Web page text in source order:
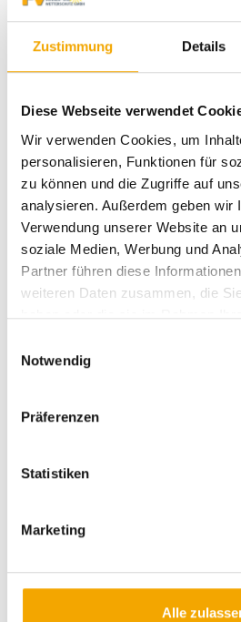
Zustimmung Details
Diese Webseite verwendet
Wir verwenden Cookies, um
personalisieren, Funktionen für
zu können und die Zugriffe auf
analysieren. Außerdem geben wir
Verwendung unserer Website an
soziale Medien, Werbung und
Partner führen diese
weiteren Daten zusammen, die
haben oder die sie im Rahmen
Notwendig
Präferenzen
Statistiken
Marketing
Alle
Details und Varianten